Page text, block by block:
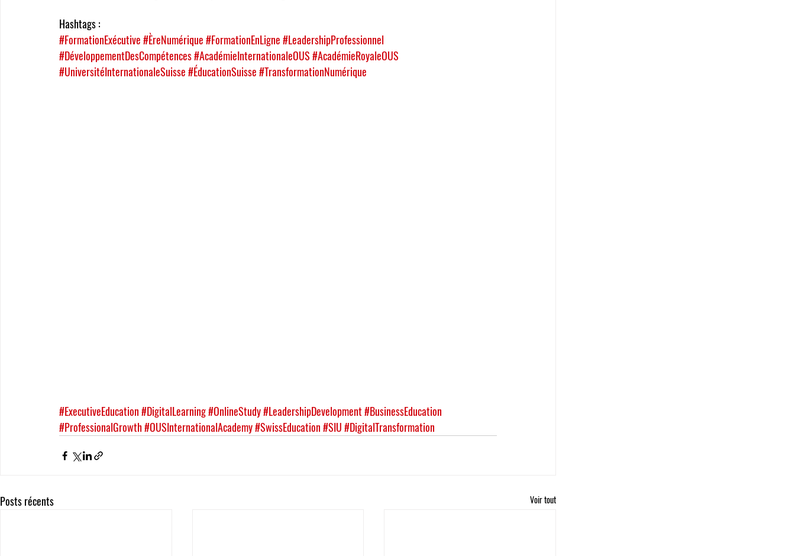
Hashtags :
#FormationExécutive#ÈreNumérique#FormationEnLigne#LeadershipProfessionnel
#DéveloppementDesCompétences#AcadémieInternationaleOUS#AcadémieRoyaleOUS
#UniversitéInternationaleSuisse#ÉducationSuisse#TransformationNumérique
#ExecutiveEducation#DigitalLearning#OnlineStudy#LeadershipDevelopment#BusinessEducation
#ProfessionalGrowth#OUSInternationalAcademy#SwissEducation#SIU#DigitalTransformation
Posts récents Voir tout